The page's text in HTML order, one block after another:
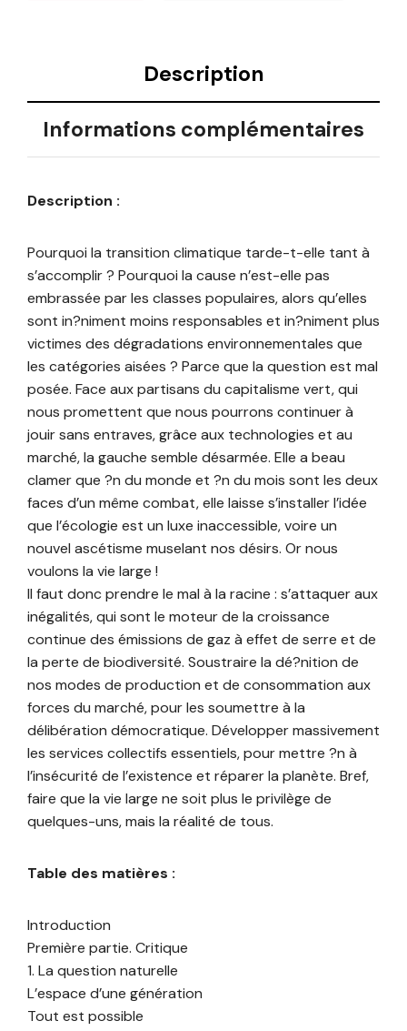
Description
Informations complémentaires
Description :
Pourquoi la transition climatique tarde-t-elle tant à
s’accomplir ? Pourquoi la cause n’est-elle pas
embrassée par les classes populaires, alors qu’elles
sont in?niment moins responsables et in?niment plus
victimes des dégradations environnementales que
les catégories aisées ? Parce que la question est mal
posée. Face aux partisans du capitalisme vert, qui
nous promettent que nous pourrons continuer à
jouir sans entraves, grâce aux technologies et au
marché, la gauche semble désarmée. Elle a beau
clamer que ?n du monde et ?n du mois sont les deux
faces d’un même combat, elle laisse s’installer l’idée
que l’écologie est un luxe inaccessible, voire un
nouvel ascétisme muselant nos désirs. Or nous
voulons la vie large !
Il faut donc prendre le mal à la racine : s’attaquer aux
inégalités, qui sont le moteur de la croissance
continue des émissions de gaz à effet de serre et de
la perte de biodiversité. Soustraire la dé?nition de
nos modes de production et de consommation aux
forces du marché, pour les soumettre à la
délibération démocratique. Développer massivement
les services collectifs essentiels, pour mettre ?n à
l’insécurité de l’existence et réparer la planète. Bref,
faire que la vie large ne soit plus le privilège de
quelques-uns, mais la réalité de tous.
Table des matières :
Introduction
Première partie. Critique
1. La question naturelle
L’espace d’une génération
Tout est possible